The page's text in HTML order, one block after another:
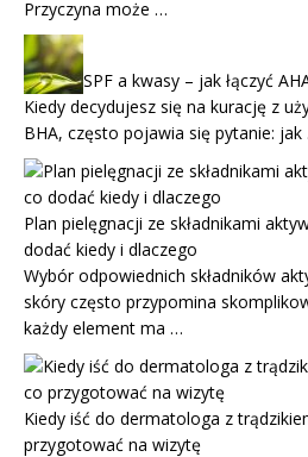
Przyczyna może …
SPF a kwasy – jak łączyć
Kiedy decydujesz się na kurację z
BHA, często pojawia się pytanie: jak
Plan pielęgnacji ze składnikami
dodać kiedy i dlaczego
Wybór odpowiednich składników
skóry często przypomina
każdy element ma …
Kiedy iść do dermatologa z
przygotować na wizytę